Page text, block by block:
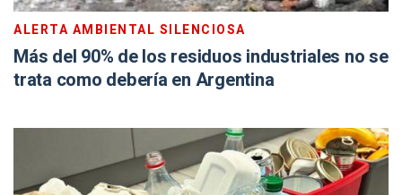
ALERTA AMBIENTAL SILENCIOSA
Más del 90% de los residuos industriales no se
trata como debería en Argentina